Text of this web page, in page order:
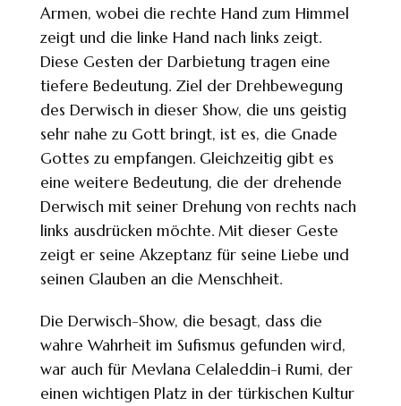
Armen, wobei die rechte Hand zum Himmel
zeigt und die linke Hand nach links zeigt.
Diese Gesten der Darbietung tragen eine
tiefere Bedeutung. Ziel der Drehbewegung
des Derwisch in dieser Show, die uns geistig
sehr nahe zu Gott bringt, ist es, die Gnade
Gottes zu empfangen. Gleichzeitig gibt es
eine weitere Bedeutung, die der drehende
Derwisch mit seiner Drehung von rechts nach
links ausdrücken möchte. Mit dieser Geste
zeigt er seine Akzeptanz für seine Liebe und
seinen Glauben an die Menschheit.
Die Derwisch-Show, die besagt, dass die
wahre Wahrheit im Sufismus gefunden wird,
war auch für Mevlana Celaleddin-i Rumi, der
einen wichtigen Platz in der türkischen Kultur